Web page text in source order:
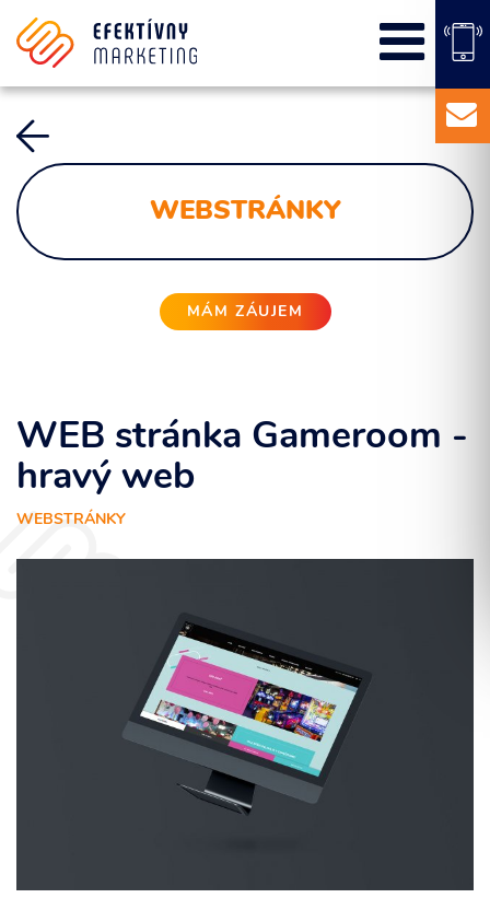
WEBSTRÁNKY
MÁM ZÁUJEM
WEB stránka Gameroom -
hravý web
WEBSTRÁNKY
PPC kampane
Správa sociálnych sietí
Content Marketing
Balíky služieb
Marketingový základ
Externý marketingový manažér pre vašu firmu
ODOSLAŤ